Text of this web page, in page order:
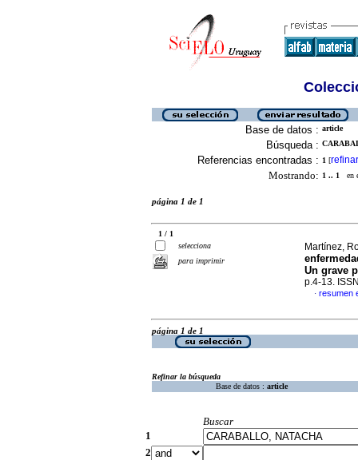
Base de datos : article
Búsqueda :
Referencias encontradas : 1 [refinar
Mostrando: 1 .. 1 en
página 1 de 1
1 / 1
selecciona
para imprimir
Martínez,
Un grave
p.4-13.
· resumen
página 1 de 1
Refinar la búsqueda
Base de datos : article
Buscar
1
2